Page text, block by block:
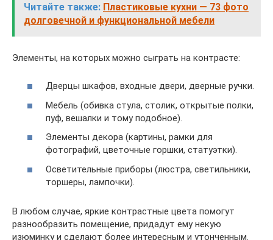
Читайте также: Пластиковые кухни — 73 фото
долговечной и функциональной мебели
Элементы, на которых можно сыграть на контрасте:
Дверцы шкафов, входные двери, дверные ручки.
Мебель (обивка стула, столик, открытые полки,
пуф, вешалки и тому подобное).
Элементы декора (картины, рамки для
фотографий, цветочные горшки, статуэтки).
Осветительные приборы (люстра, светильники,
торшеры, лампочки).
В любом случае, яркие контрастные цвета помогут
разнообразить помещение, придадут ему некую
изюминку и сделают более интересным и утонченным.